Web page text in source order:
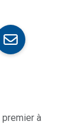
à